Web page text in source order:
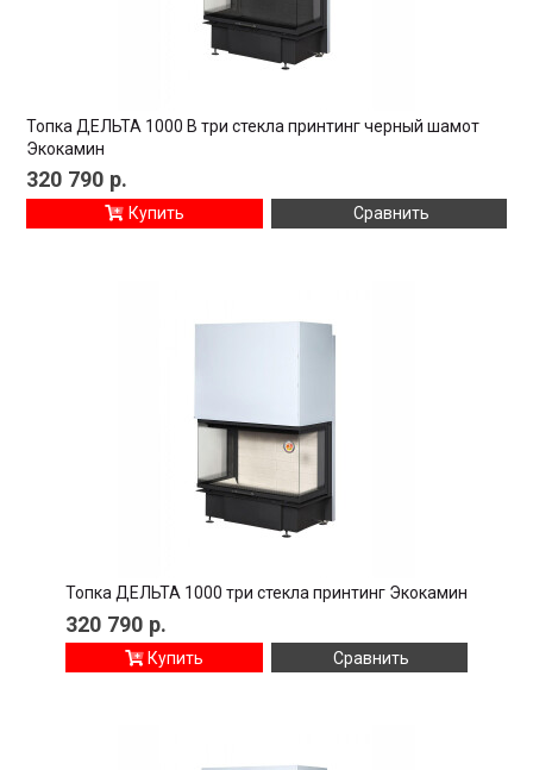
Топка ДЕЛЬТА 1000 B три стекла принтинг черный шамот
Экокамин
320 790 р.
Купить Сравнить
Топка ДЕЛЬТА 1000 три стекла принтинг Экокамин
320 790 р.
Купить Сравнить